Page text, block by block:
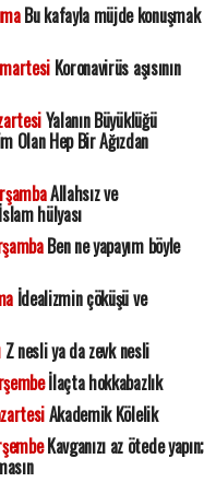
Bu kafayla müjde konuşmak
Koronavirüs aşısının
Yalanın Büyüklüğü
Olan Hep Bir Ağızdan
Allahsız ve
hülyası
Ben ne yapayım böyle
İdealizmin çöküşü ve
Z nesli ya da zevk nesli
İlaçta hokkabazlık
Akademik Kölelik
Kavganızı az ötede yapın;